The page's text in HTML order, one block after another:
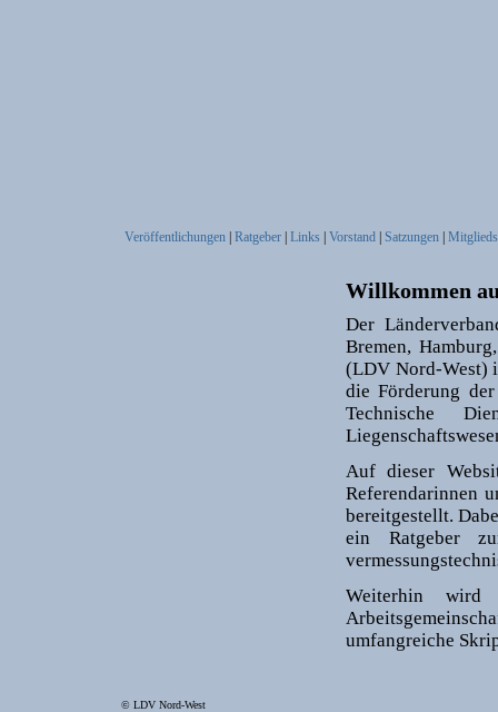
Veröffentlichungen Ratgeber Links Vorstand Satzungen
Willkommen
Der
Bremen,
(LDV Nord-West)
die Förderung
Technische
Auf dieser
Referendarinnen
bereitgestellt.
ein Ratgeber
Weiterhin wird
umfangreiche
© LDV Nord-West